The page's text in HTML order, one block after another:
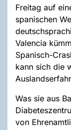
Freitag auf
spanischen
Valencia
Spanisch-
kann sich die
Was sie aus
von